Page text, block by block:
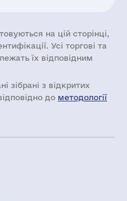
на цій сторінці,
Усі торгові та
їх відповідним
зібрані з відкритих
до методології